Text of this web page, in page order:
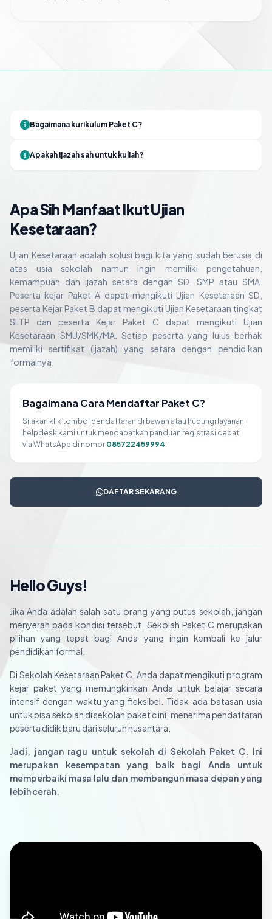
Bagaimana kurikulum Paket C?
Apakah ijazah sah untuk kuliah?
Apa Sih Manfaat Ikut Ujian
Kesetaraan?
Ujian Kesetaraan adalah solusi bagi kita yang sudah berusia di
atas usia sekolah namun ingin memiliki pengetahuan,
kemampuan dan ijazah setara dengan SD, SMP atau SMA.
Peserta kejar Paket A dapat mengikuti Ujian Kesetaraan SD,
peserta Kejar Paket B dapat mengikuti Ujian Kesetaraan tingkat
SLTP dan peserta Kejar Paket C dapat mengikuti Ujian
Kesetaraan SMU/SMK/MA. Setiap peserta yang lulus berhak
memiliki sertifikat (ijazah) yang setara dengan pendidikan
formalnya.
Bagaimana Cara Mendaftar Paket C?
Silakan klik tombol pendaftaran di bawah atau hubungi layanan
helpdesk kami untuk mendapatkan panduan registrasi cepat
via WhatsApp di nomor 085722459994.
DAFTAR SEKARANG
Hello Guys!
Jika Anda adalah salah satu orang yang putus sekolah, jangan
menyerah pada kondisi tersebut. Sekolah Paket C merupakan
pilihan yang tepat bagi Anda yang ingin kembali ke jalur
pendidikan formal.
Di Sekolah Kesetaraan Paket C, Anda dapat mengikuti program
kejar paket yang memungkinkan Anda untuk belajar secara
intensif dengan waktu yang fleksibel. Tidak ada batasan usia
untuk bisa sekolah di sekolah paket c ini, menerima pendaftaran
peserta didik baru dari seluruh nusantara.
Jadi, jangan ragu untuk sekolah di Sekolah Paket C. Ini
merupakan kesempatan yang baik bagi Anda untuk
memperbaiki masa lalu dan membangun masa depan yang
lebih cerah.